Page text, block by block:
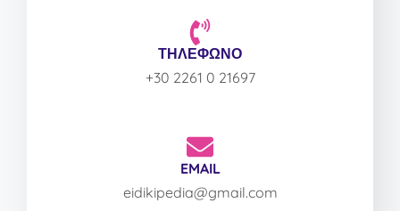
ΤΗΛΕΦΩΝΟ
+30 2261 0 21697
EMAIL
eidikipedia@gmail.com